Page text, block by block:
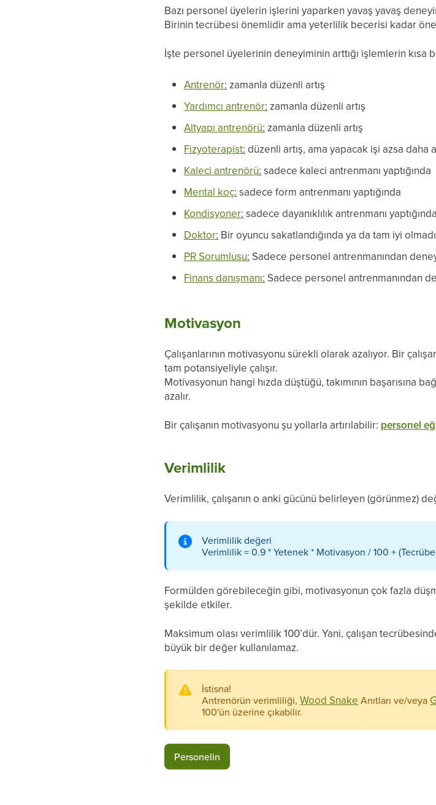
Bazı personel üyelerin işlerini yaparken yavaş yavaş
Birinin tecrübesi önemlidir ama yeterlilik becerisi kadar
İşte personel üyelerinin deneyiminin arttığı işlemlerin kısa
Antrenör: zamanla düzenli artış
Yardımcı antrenör: zamanla düzenli artış
Altyapı antrenörü: zamanla düzenli artış
Fizyoterapist: düzenli artış, ama yapacak işi azsa daha
Kaleci antrenörü: sadece kaleci antrenmanı yaptığında
Mental koç: sadece form antrenmanı yaptığında
Kondisyoner: sadece dayanıklılık antrenmanı yaptığında
Doktor: Bir oyuncu sakatlandığında ya da tam iyi
PR Sorumlusu: Sadece personel antrenmanından
Finans danışmanı: Sadece personel antrenmanından
Motivasyon
Çalışanlarının motivasyonu sürekli olarak azalıyor. Bir
tam potansiyeliyle çalışır.
Motivasyonun hangi hızda düştüğü, takımının başarısına
azalır.
Bir çalışanın motivasyonu şu yollarla artırılabilir: personel
Verimlilik
Verimlilik, çalışanın o anki gücünü belirleyen (görünmez)
Verimlilik değeri
Verimlilik = 0.9 * Yetenek * Motivasyon / 100 +
Formülden görebileceğin gibi, motivasyonun çok fazla
şekilde etkiler.
Maksimum olası verimlilik 100’dür. Yani, çalışan
büyük bir değer kullanılamaz.
İstisna!
Antrenörün verimliliği,Wood Snake Anıtları ve/veya
100'ün üzerine çıkabilir.
Personelin